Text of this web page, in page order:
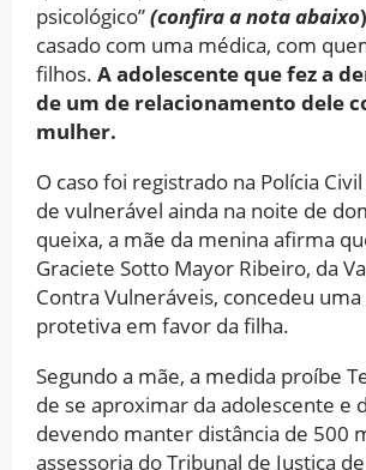
psicológico”(confira a nota abaixo
casado com uma médica, com
filhos. A adolescente que fez a
de um de relacionamento dele
mulher.
O caso foi registrado na Polícia
de vulnerável ainda na noite de
queixa, a mãe da menina afirma
Graciete Sotto Mayor Ribeiro, da
Contra Vulneráveis, concedeu
protetiva em favor da filha.
Segundo a mãe, a medida proíbe
de se aproximar da adolescente e
devendo manter distância de 500
assessoria do Tribunal de Justiça